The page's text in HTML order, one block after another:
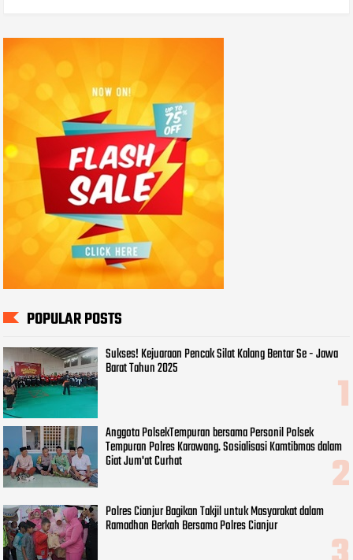
POPULAR POSTS
Sukses! Kejuaraan Pencak Silat Kalang Bentar Se - Jawa
Barat Tahun 2025
Anggota PolsekTempuran bersama Personil Polsek
Tempuran Polres Karawang. Sosialisasi Kamtibmas dalam
Giat Jum'at Curhat
Polres Cianjur Bagikan Takjil untuk Masyarakat dalam
Ramadhan Berkah Bersama Polres Cianjur